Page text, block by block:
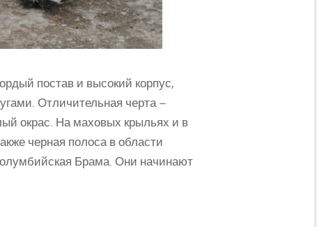
постав и высокий корпус,
Отличительная черта –
окрас. На маховых крыльях и в
черная полоса в области
Брама. Они начинают